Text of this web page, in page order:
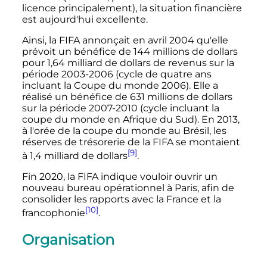
licence principalement), la situation financière
est aujourd'hui excellente.
Ainsi, la FIFA annonçait en avril 2004qu'elle
prévoit un bénéfice de 144 millions de dollars
pour 1,64 milliard de dollars de revenus sur la
période 2003-2006 (cycle de quatre ans
incluant la Coupe du monde 2006). Elle a
réalisé un bénéfice de 631 millions de dollars
sur la période 2007-2010 (cycle incluant la
coupe du monde en Afrique du Sud). En 2013,
à l'orée de la coupe du monde au Brésil, les
réserves de trésorerie de la FIFA se montaient
à 1,4 milliard de dollars[9].
Fin 2020, la FIFA indique vouloir ouvrir un
nouveau bureau opérationnel à Paris, afin de
consolider les rapports avec la France et la
francophonie[10].
Organisation